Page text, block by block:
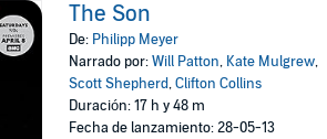
The Son
De: Philipp Meyer
Narrado por:Will Patton, Kate Mulgrew,
Scott Shepherd,Clifton Collins
Duración: 17 h y 48 m
Fecha de lanzamiento: 28-05-13